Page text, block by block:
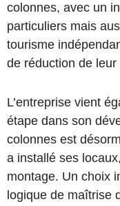
colonnes, avec un
particuliers mais
tourisme
de réduction de leur
L’entreprise vient
étape dans son
colonnes est
a installé ses
montage. Un choix
logique de maîtrise